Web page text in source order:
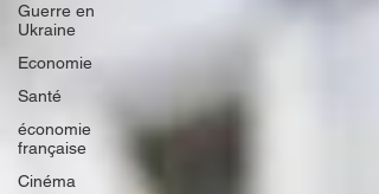
Guerre en
Ukraine
Economie
Santé
économie
française
Cinéma